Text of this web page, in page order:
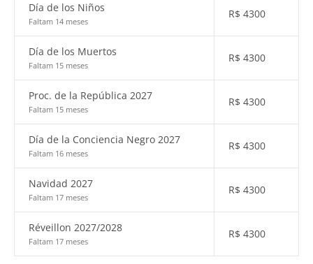
Día de los Niños
Faltam 14 meses
R$ 4300
Día de los Muertos
Faltam 15 meses
R$ 4300
Proc. de la República 2027
Faltam 15 meses
R$ 4300
Día de la Conciencia Negro 2027
Faltam 16 meses
R$ 4300
Navidad 2027
Faltam 17 meses
R$ 4300
Réveillon 2027/2028
Faltam 17 meses
R$ 4300